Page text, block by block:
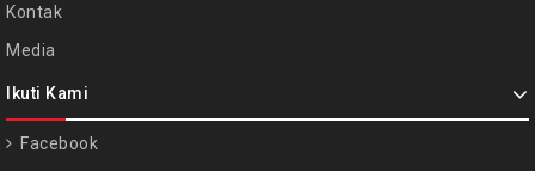
Kontak
Media
Ikuti Kami
Facebook